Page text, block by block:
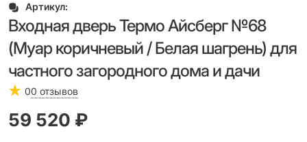
Артикул:
Входная дверь Термо Айсберг №68
(Муар коричневый / Белая шагрень) для
частного загородного дома и дачи
00 отзывов
59 520 ₽